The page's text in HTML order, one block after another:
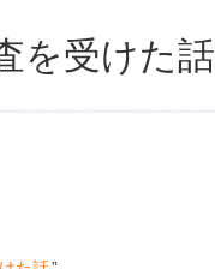
を受けた話